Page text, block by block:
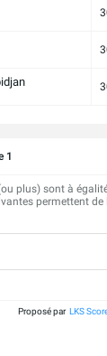
1
plus) sont à
permettent de
Proposé par LKS